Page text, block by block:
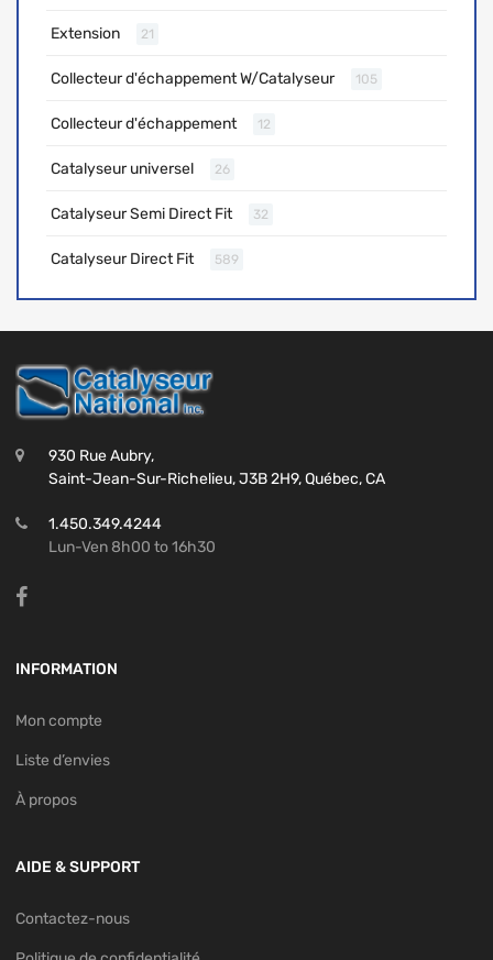
Extension 21
Collecteur d'échappement W/Catalyseur 105
Collecteur d'échappement 12
Catalyseur universel 26
Catalyseur Semi Direct Fit 32
Catalyseur Direct Fit 589
930 Rue Aubry,
Saint-Jean-Sur-Richelieu, J3B 2H9, Québec, CA
1.450.349.4244
Lun-Ven 8h00 to 16h30
INFORMATION
Mon compte
Liste d’envies
À propos
AIDE & SUPPORT
Contactez-nous